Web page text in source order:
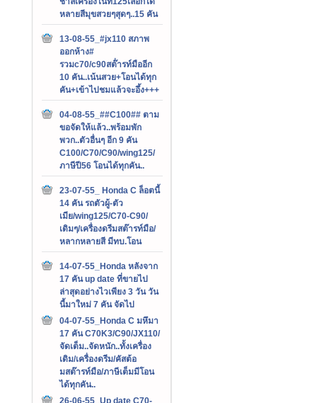
หลายสีมุขสวยๆสุดๆ..15 คัน
13-08-55_#jx110 สภาพ
ออกห้าง#
รวมc70/c90สต๊่ารท์มืออีก
10 คัน..เน้นสวย+โอนได้ทุก
คัน+เข้าไปชมแล้วจะอึ้ง+++
04-08-55_##C100## ตาม
ขอจัดให้แล้ว..พร้อมพัก
พวก..ตัวอื่นๆ อีก 9 คัน
C100/C70/C90/wing125/
ภาษีปี56 โอนได้ทุกคัน..
23-07-55_ Honda C ล็อตนี้
14 คัน รถตัวผู้-ตัว
เมีย/wing125/C70-C90/
เดิมๆ/เครื่องดรีมสต๊ารท์มือ/
หลากหลายสี มีทบ.โอน
14-07-55_Honda หลังจาก
17 คัน up date ที่ขายไป
ล่าสุดอย่างไวเพียง 3 วัน วัน
นี้มาใหม่ 7 คัน จัดไป
04-07-55_Honda C มหึมา
17 คัน C70K3/C90/JX110/
จัดเต็ม..จัดหนัก..ทั้งเครื่อง
เดิม/เครื่องดรีม/คัสต้อ
มสต๊ารท์มือ/ภาษีเต็มมีโอน
ได้ทุกคัน..
26-06-55_Up date C70-